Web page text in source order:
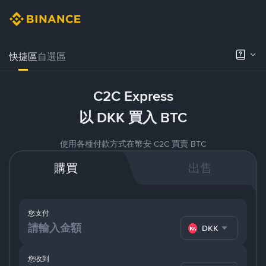
快捷區自選區
C2C Express
以 DKK 買入 BTC
使用各種付款方式在幣安 C2C 買賣 BTC
購買 出售
您支付
DKK
您收到